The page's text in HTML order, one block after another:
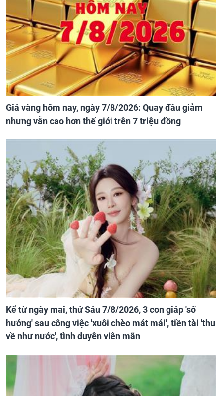
Giá vàng hôm nay, ngày 7/8/2026: Quay đầu giảm
nhưng vẫn cao hơn thế giới trên 7 triệu đồng
Kể từ ngày mai, thứ Sáu 7/8/2026, 3 con giáp 'số
hưởng' sau công việc 'xuôi chèo mát mái', tiền tài 'thu
về như nước', tình duyên viên mãn